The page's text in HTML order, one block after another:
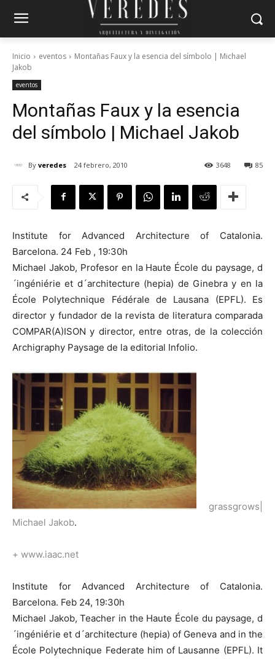
Inicio eventos
Montañas Faux y la esencia del símbolo | Michael
Jakob
eventos
Montañas Faux y la esencia
del símbolo | Michael Jakob
By veredes 24 febrero, 2010 85
3648
Institute for Advanced Architecture of Catalonia.
Barcelona. 24 Feb , 19:30h
Michael Jakob, Profesor en la Haute École du paysage, d
´ingéniérie et d´architecture (hepia) de Ginebra y en la
École Polytechnique Fédérale de Lausana (EPFL). Es
director y fundador de la revista de literatura comparada
COMPAR(A)ISON y director, entre otras, de la colección
Archigraphy Paysage de la editorial Infolio.
grassgrows|
Michael Jakob.
+ www.iaac.net
Institute for Advanced Architecture of Catalonia.
Barcelona. Feb 24, 19:30h
Michael Jakob, Teacher in the Haute École du paysage, d
´ingéniérie et d´architecture (hepia) of Geneva and in the
École Polytechnique Federate him of Lausanne (EPFL). It